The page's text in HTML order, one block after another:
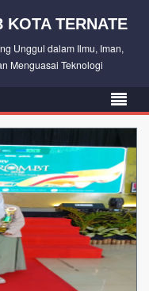
KOTA TERNATE
Unggul dalam Ilmu, Iman,
Menguasai Teknologi